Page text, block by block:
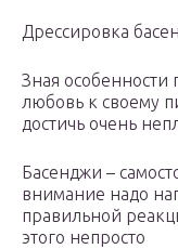
Дрессировка
Зная
любовь к своему
достичь очень
Басенджи –
внимание надо
правильной
этого непросто